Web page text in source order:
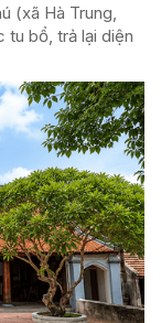
(xã Hà Trung,
tu bổ, trả lại diện